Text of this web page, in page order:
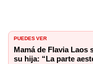
PUEDES VER
Mamá de Flavia Laos
su hija: “La parte